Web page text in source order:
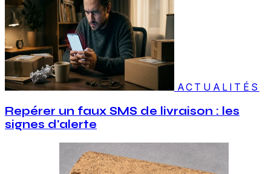
ACTUALITÉS
Repérer un faux SMS de livraison : les
signes d'alerte